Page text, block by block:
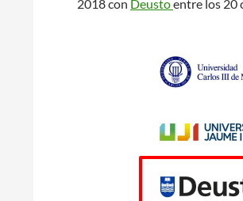
2018 con Deustoentre los 20